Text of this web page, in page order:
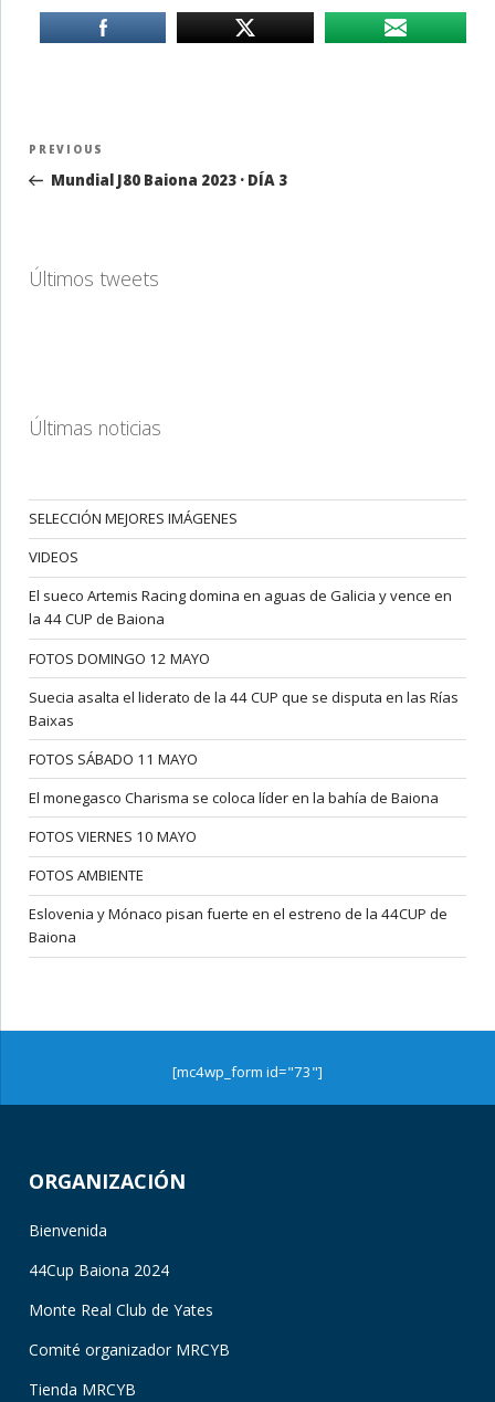
Navegación
entradas
Previous
Post
PREVIOUS
Mundial J80 Baiona 2023 · DÍA 3
Últimos tweets
Últimas noticias
SELECCIÓN MEJORES IMÁGENES
VIDEOS
El sueco Artemis Racing domina en aguas de Galicia y vence en
la 44 CUP de Baiona
FOTOS DOMINGO 12 MAYO
Suecia asalta el liderato de la 44 CUP que se disputa en las Rías
Baixas
FOTOS SÁBADO 11 MAYO
El monegasco Charisma se coloca líder en la bahía de Baiona
FOTOS VIERNES 10 MAYO
FOTOS AMBIENTE
Eslovenia y Mónaco pisan fuerte en el estreno de la 44CUP de
Baiona
[mc4wp_form id="73"]
ORGANIZACIÓN
Bienvenida
44Cup Baiona 2024
Monte Real Club de Yates
Comité organizador MRCYB
Tienda MRCYB